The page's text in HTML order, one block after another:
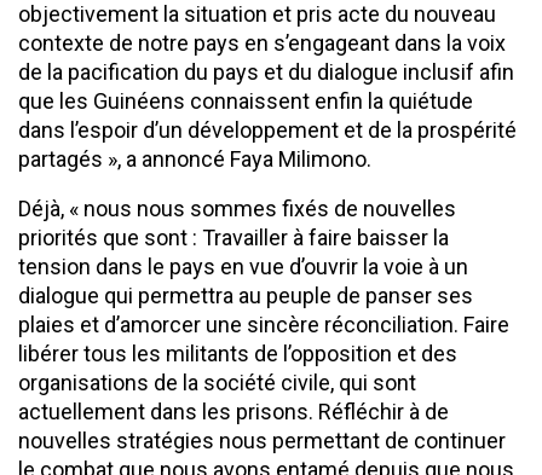
objectivement la situation et pris acte du nouveau
contexte de notre pays en s’engageant dans la voix
de la pacification du pays et du dialogue inclusif afin
que les Guinéens connaissent enfin la quiétude
dans l’espoir d’un développement et de la prospérité
partagés », a annoncé Faya Milimono.
Déjà, « nous nous sommes fixés de nouvelles
priorités que sont : Travailler à faire baisser la
tension dans le pays en vue d’ouvrir la voie à un
dialogue qui permettra au peuple de panser ses
plaies et d’amorcer une sincère réconciliation. Faire
libérer tous les militants de l’opposition et des
organisations de la société civile, qui sont
actuellement dans les prisons. Réfléchir à de
nouvelles stratégies nous permettant de continuer
le combat que nous avons entamé depuis que nous